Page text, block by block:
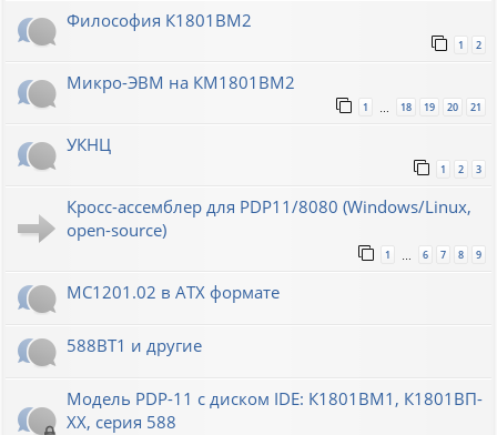
Философия К1801ВМ2
1 2
Микро-ЭВМ на КМ1801ВМ2
1 18 19 20 21
УКНЦ
1 2 3
Кросс-ассемблер для PDP11/8080 (Windows/Linux,
open-source)
1 … 6 7 8 9
МС1201.02 в ATX формате
588ВТ1 и другие
Модель PDP-11 с диском IDE: К1801ВМ1, К1801ВП-
XX, серия 588